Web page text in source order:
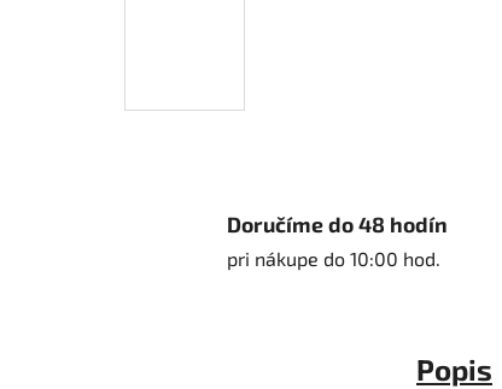
Doručíme do 48 hodín
pri nákupe do 10:00 hod.
Popis